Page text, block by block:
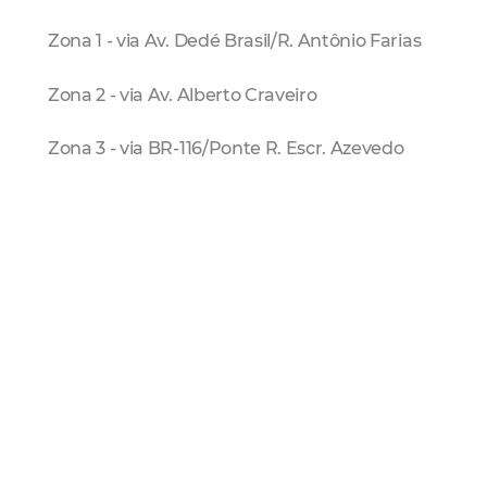
Zona 1 - via Av. Dedé Brasil/R. Antônio Farias
Zona 2 - via Av. Alberto Craveiro
Zona 3 - via BR-116/Ponte R. Escr. Azevedo